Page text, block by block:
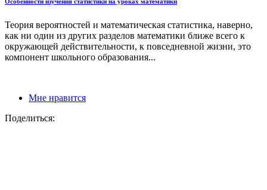
Теория вероятностей и математическая статистика, наверно,
как ни один из других разделов математики ближе всего к
окружающей действительности, к повседневной жизни, это
компонент школьного образования...
Мне нравится
Поделиться: